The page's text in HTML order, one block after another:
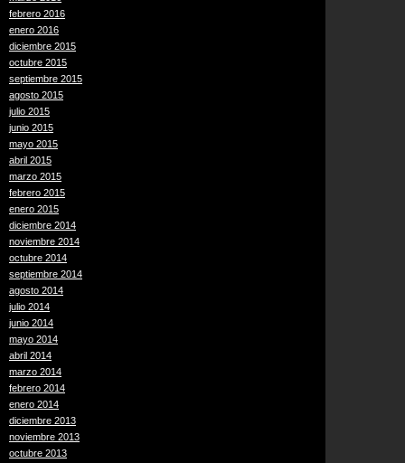
febrero 2016
enero 2016
diciembre 2015
octubre 2015
septiembre 2015
agosto 2015
julio 2015
junio 2015
mayo 2015
abril 2015
marzo 2015
febrero 2015
enero 2015
diciembre 2014
noviembre 2014
octubre 2014
septiembre 2014
agosto 2014
julio 2014
junio 2014
mayo 2014
abril 2014
marzo 2014
febrero 2014
enero 2014
diciembre 2013
noviembre 2013
octubre 2013